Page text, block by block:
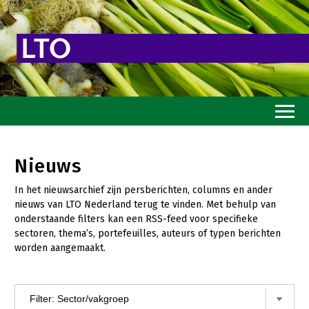
Toekomstvisie
Goed eten
Mooi groen
Sterk ondernemerschap
Nieuws
In het nieuwsarchief zijn persberichten, columns en ander
nieuws van LTO Nederland terug te vinden. Met behulp van
onderstaande filters kan een RSS-feed voor specifieke
sectoren, thema’s, portefeuilles, auteurs of typen berichten
worden aangemaakt.